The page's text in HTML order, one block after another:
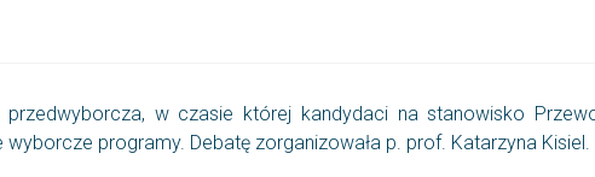
w czasie której kandydaci na stanowisko
programy. Debatę zorganizowała p. prof. Katarzyna Kisiel.